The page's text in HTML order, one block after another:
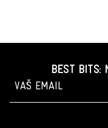
BEST BITS: